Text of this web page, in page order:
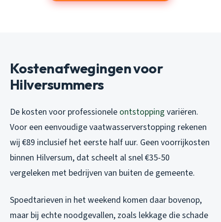
Kostenafwegingen voor
Hilversummers
De kosten voor professionele ontstopping variëren.
Voor een eenvoudige vaatwasserverstopping rekenen
wij €89 inclusief het eerste half uur. Geen voorrijkosten
binnen Hilversum, dat scheelt al snel €35-50
vergeleken met bedrijven van buiten de gemeente.
Spoedtarieven in het weekend komen daar bovenop,
maar bij echte noodgevallen, zoals lekkage die schade